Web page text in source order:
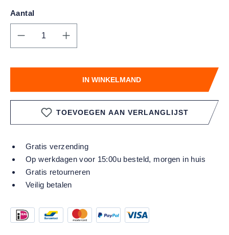
Aantal
Producthoeveelheid: Voer de gewenste
IN WINKELMAND
TOEVOEGEN AAN VERLANGLIJST
Gratis verzending
Op werkdagen voor 15:00u besteld, morgen in huis
Gratis retourneren
Veilig betalen